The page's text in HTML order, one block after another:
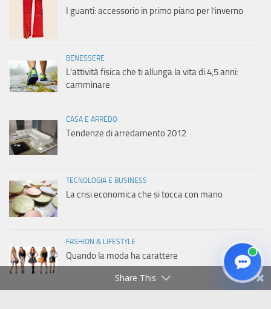
I guanti: accessorio in primo piano per l’inverno
BENESSERE
L’attività fisica che ti allunga la vita di 4,5 anni:
camminare
CASA E ARREDO
Tendenze di arredamento 2012
TECNOLOGIA E BUSINESS
La crisi economica che si tocca con mano
FASHION & LIFESTYLE
Quando la moda ha carattere
Share This